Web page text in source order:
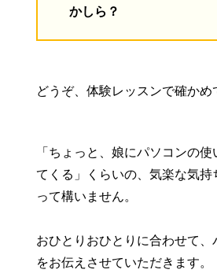
かしら？
どうぞ、体験レッスンで確かめ
「ちょっと、娘にパソコンの
てくる」くらいの、気楽な気持
って構いません。
おひとりおひとりに合わせて、
をお伝えさせていただきます。